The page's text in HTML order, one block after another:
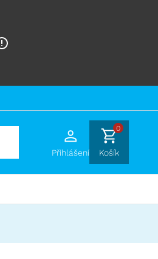
Přihlášení
0
Košík